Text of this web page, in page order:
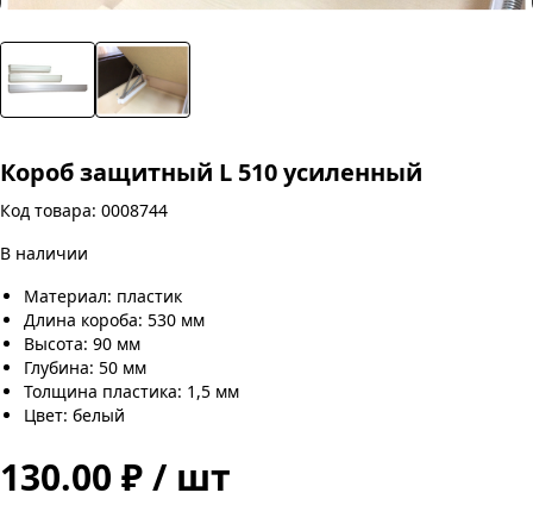
Короб защитный L 510 усиленный
Код товара: 0008744
В наличии
Материал: пластик
Длина короба: 530 мм
Высота: 90 мм
Глубина: 50 мм
Толщина пластика: 1,5 мм
Цвет: белый
130.00 ₽ / шт